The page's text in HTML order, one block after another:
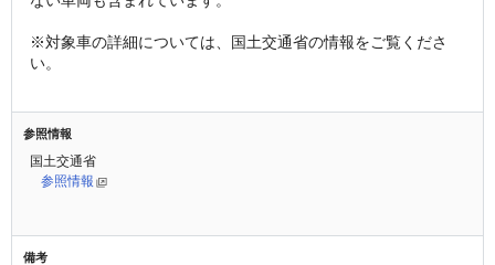
※対象車の詳細については、国土交通省の情報をご覧くださ
い。
参照情報
国土交通省
参照情報
備考